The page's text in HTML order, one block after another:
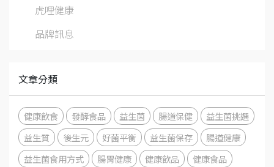
虎哩健康
品牌訊息
文章分類
健康飲食 發酵食品 益生菌 腸道保健
益生菌挑選
益生質
後生元 好菌平衡 益生菌保存
腸道健康
益生菌食用方式
腸胃健康 健康飲品
健康食品